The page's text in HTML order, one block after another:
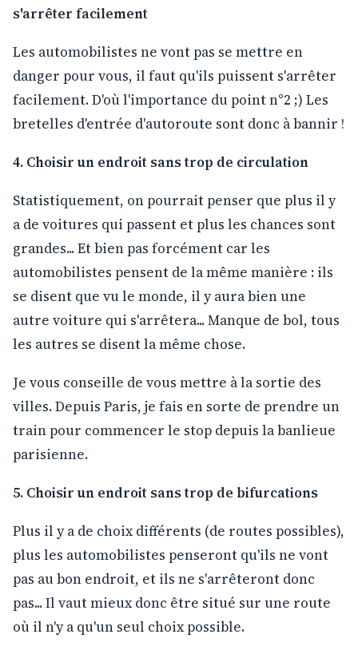
s'arrêter facilement
Les automobilistes ne vont pas se mettre en
danger pour vous, il faut qu'ils puissent s'arrêter
facilement. D'où l'importance du point n°2 ;) Les
bretelles d'entrée d'autoroute sont donc à bannir !
4. Choisir un endroit sans trop de circulation
Statistiquement, on pourrait penser que plus il y
a de voitures qui passent et plus les chances sont
grandes... Et bien pas forcément car les
automobilistes pensent de la même manière : ils
se disent que vu le monde, il y aura bien une
autre voiture qui s'arrêtera... Manque de bol, tous
les autres se disent la même chose.
Je vous conseille de vous mettre à la sortie des
villes. Depuis Paris, je fais en sorte de prendre un
train pour commencer le stop depuis la banlieue
parisienne.
5. Choisir un endroit sans trop de bifurcations
Plus il y a de choix différents (de routes possibles),
plus les automobilistes penseront qu'ils ne vont
pas au bon endroit, et ils ne s'arrêteront donc
pas... Il vaut mieux donc être situé sur une route
où il n'y a qu'un seul choix possible.